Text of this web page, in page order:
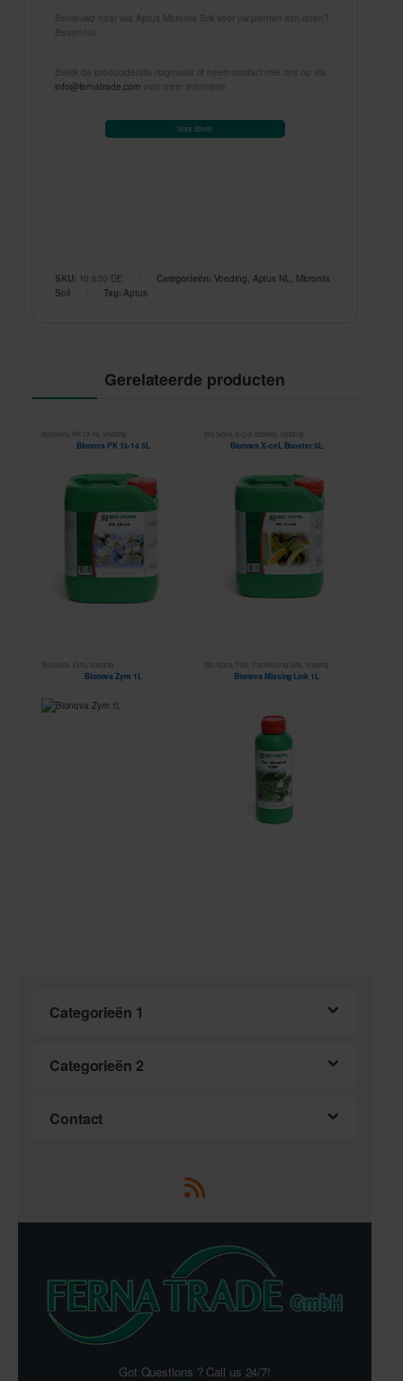
Benieuwd naar wat Aptus Micromix Soil voor uw planten kan doen?
Bestel nu!
Bekijk de productdetails nogmaals of neem contact met ons op via
info@fernatrade.com voor meer informatie.
Naar Boven
SKU: 10.630 DE Categorieën: Voeding Aptus NL
Micromix
Soil
Tag: Aptus
Gerelateerde producten
Bio Nova, PK 13-14, Voeding
Bionova PK 13-14 5L
Bio Nova, X-Cel Booster, Voeding
Bionova X-ceL Booster 5L
Bio Nova, Zym Voeding
Bionova Zym 1L
Bio Nova, TML The Missing Link Voeding
Bionova Missing Link 1L
Categorieën 1
Categorieën 2
Contact
Got Questions ? Call us 24/7!